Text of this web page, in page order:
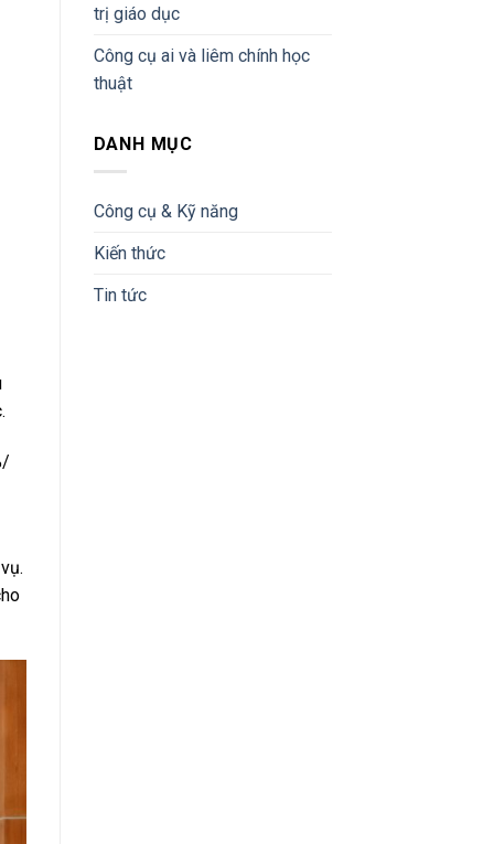
trị giáo dục
Công cụ ai và liêm chính học
thuật
DANH MỤC
Công cụ & Kỹ năng
Kiến thức
Tin tức